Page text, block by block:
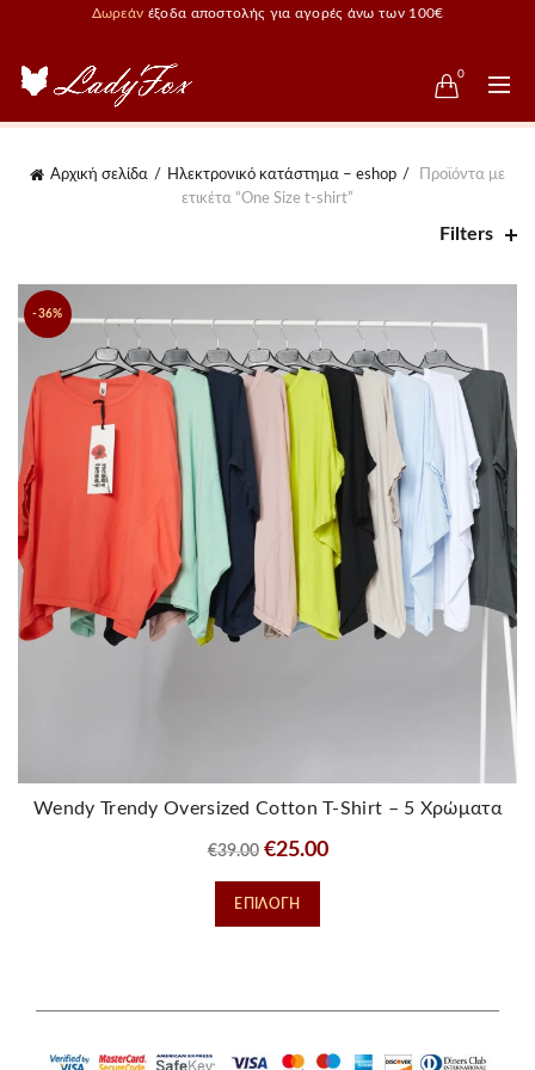
Δωρεάν έξοδα αποστολής για αγορές άνω των 100€
0
Αρχική σελίδα Ηλεκτρονικό κατάστημα – eshop
Προϊόντα με
ετικέτα “One Size t-shirt”
Filters
-36%
Wendy Trendy Oversized Cotton T-Shirt – 5 Χρώματα
€39.00 Original
price
was:
€25.00Η
ΕΠΙΛΟΓΉ
Οι